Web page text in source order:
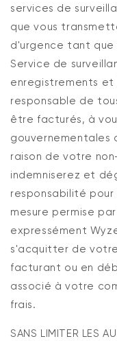
services de
que vous
d'urgence tant que
Service de
enregistrements et
responsable de
être facturés, à
gouvernementales
raison de votre
indemniserez et
responsabilité
mesure permise
expressément
s'acquitter de
facturant ou en
associé à votre
frais.
SANS LIMITER LES